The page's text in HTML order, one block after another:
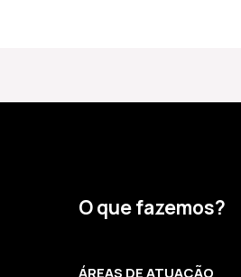
O que fazemos?